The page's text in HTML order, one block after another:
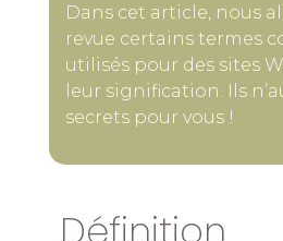
Dans cet article, nous
revue certains termes
utilisés pour des sites
leur signification. Ils
secrets pour vous !